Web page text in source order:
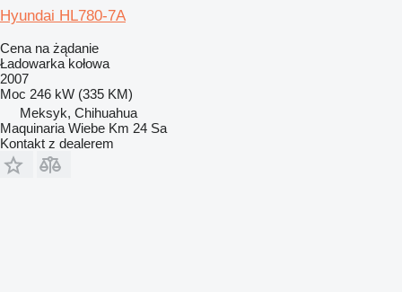
Hyundai HL780-7A
Cena na żądanie
Ładowarka kołowa
2007
Moc 246 kW (335 KM)
Meksyk, Chihuahua
Maquinaria Wiebe Km 24 Sa
Kontakt z dealerem